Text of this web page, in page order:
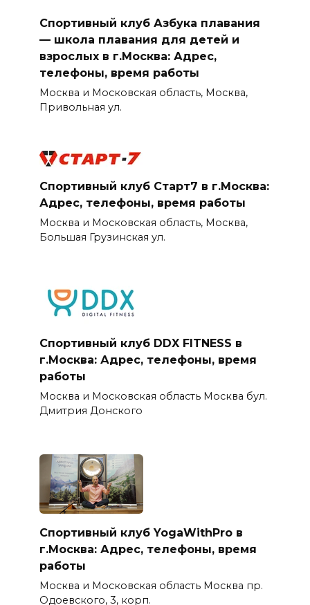
Спортивный клуб Азбука плавания
— школа плавания для детей и
взрослых в г.Москва: Адрес,
телефоны, время работы
Москва и Московская область, Москва,
Привольная ул.
Спортивный клуб Старт7 в г.Москва:
Адрес, телефоны, время работы
Москва и Московская область, Москва,
Большая Грузинская ул.
Спортивный клуб DDX FITNESS в
г.Москва: Адрес, телефоны, время
работы
Москва и Московская область Москва бул.
Дмитрия Донского
Спортивный клуб YogaWithPro в
г.Москва: Адрес, телефоны, время
работы
Москва и Московская область Москва пр.
Одоевского, 3, корп.